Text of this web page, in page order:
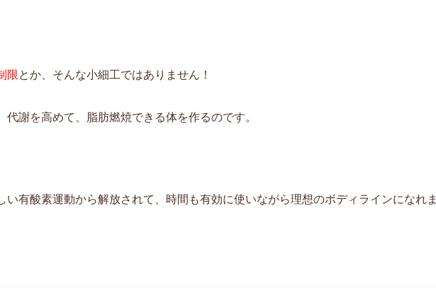
限とか、そんな小細工ではありません！
代謝を高めて、脂肪燃焼できる体を作るのです。
い有酸素運動から解放されて、時間も有効に使いながら理想のボディラインになれま